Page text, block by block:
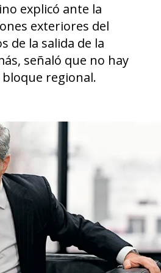
explicó ante la
exteriores del
de la salida de la
señaló que no hay
regional.